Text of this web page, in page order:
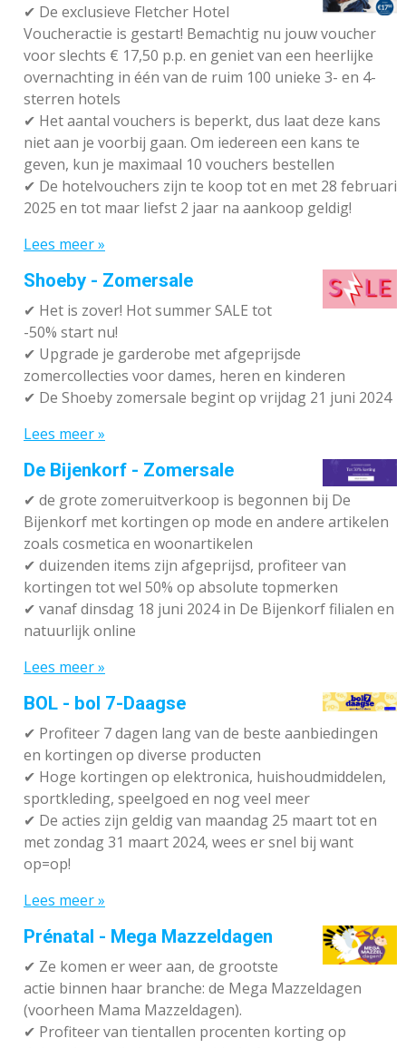
✔ De exclusieve Fletcher Hotel
Voucheractie is gestart! Bemachtig nu jouw voucher
voor slechts € 17,50 p.p. en geniet van een heerlijke
overnachting in één van de ruim 100 unieke 3- en 4-
sterren hotels
✔ Het aantal vouchers is beperkt, dus laat deze kans
niet aan je voorbij gaan. Om iedereen een kans te
geven, kun je maximaal 10 vouchers bestellen
✔ De hotelvouchers zijn te koop tot en met 28 februari
2025 en tot maar liefst 2 jaar na aankoop geldig!
Lees meer »
Shoeby - Zomersale
✔ Het is zover! Hot summer SALE tot
-50% start nu!
✔ Upgrade je garderobe met afgeprijsde
zomercollecties voor dames, heren en kinderen
✔ De Shoeby zomersale begint op vrijdag 21 juni 2024
Lees meer »
De Bijenkorf - Zomersale
✔ de grote zomeruitverkoop is begonnen bij De
Bijenkorf met kortingen op mode en andere artikelen
zoals cosmetica en woonartikelen
✔ duizenden items zijn afgeprijsd, profiteer van
kortingen tot wel 50% op absolute topmerken
✔ vanaf dinsdag 18 juni 2024 in De Bijenkorf filialen en
natuurlijk online
Lees meer »
BOL - bol 7-Daagse
✔ Profiteer 7 dagen lang van de beste aanbiedingen
en kortingen op diverse producten
✔ Hoge kortingen op elektronica, huishoudmiddelen,
sportkleding, speelgoed en nog veel meer
✔ De acties zijn geldig van maandag 25 maart tot en
met zondag 31 maart 2024, wees er snel bij want
op=op!
Lees meer »
Prénatal - Mega Mazzeldagen
✔ Ze komen er weer aan, de grootste
actie binnen haar branche: de Mega Mazzeldagen
(voorheen Mama Mazzeldagen).
✔ Profiteer van tientallen procenten korting op